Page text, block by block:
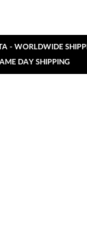
- WORLDWIDE
DAY SHIPPING